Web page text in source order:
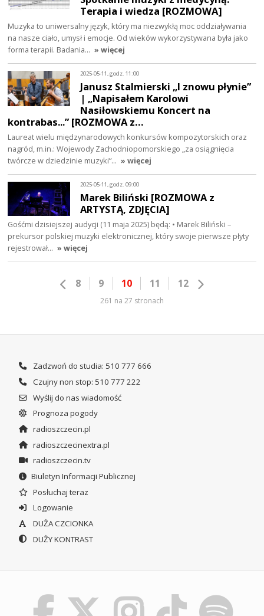
Terapia i wiedza [ROZMOWA]
Muzyka to uniwersalny język, który ma niezwykłą moc oddziaływania
na nasze ciało, umysł i emocje. Od wieków wykorzystywana była jako
forma terapii. Badania… » więcej
2025-05-11, godz. 11:00
Janusz Stalmierski „I znowu płynie”
| „Napisałem Karolowi
Nasiłowskiemu Koncert na
kontrabas...” [ROZMOWA z…
Laureat wielu międzynarodowych konkursów kompozytorskich oraz
nagród, m.in.: Wojewody Zachodniopomorskiego „za osiągnięcia
twórcze w dziedzinie muzyki”… » więcej
2025-05-11, godz. 09:00
Marek Biliński [ROZMOWA z
ARTYSTĄ, ZDJĘCIA]
Gośćmi dzisiejszej audycji (11 maja 2025) będą: • Marek Biliński –
prekursor polskiej muzyki elektronicznej, który swoje pierwsze płyty
rejestrował… » więcej
8 9 10 11 12
261 na 27 stronach
Zadzwoń do studia: 510 777 666
Czujny non stop: 510 777 222
Wyślij do nas wiadomość
Prognoza pogody
radioszczecin.pl
radioszczecinextra.pl
radioszczecin.tv
Biuletyn Informacji Publicznej
Posłuchaj teraz
Logowanie
DUŻA CZCIONKA
DUŻY KONTRAST